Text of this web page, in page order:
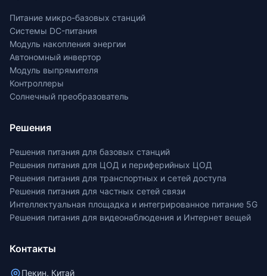
Питание микро-базовых станций
Системы DC-питания
Модуль накопления энергии
Автономный инвертор
Модуль выпрямителя
Контроллеры
Солнечный преобразователь
Решения
Решения питания для базовых станций
Решения питания для ЦОД и периферийных ЦОД
Решения питания для транспортных и сетей доступа
Решения питания для частных сетей связи
Интеллектуальная площадка и интегрированное питание 5G
Решения питания для видеонаблюдения и Интернет вещей
Контакты
Пекин, Китай